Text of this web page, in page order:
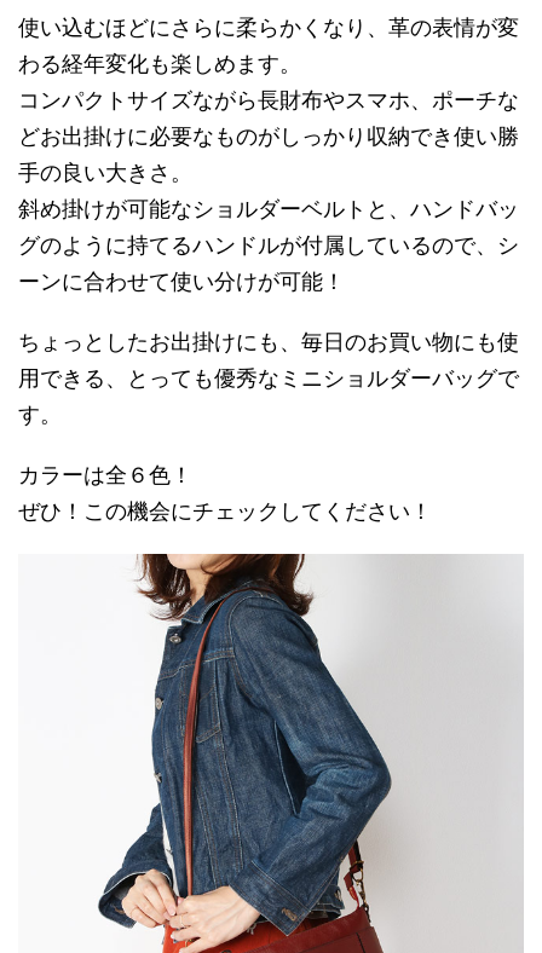
使い込むほどにさらに柔らかくなり、革の表情が変
わる経年変化も楽しめます。
コンパクトサイズながら長財布やスマホ、ポーチな
どお出掛けに必要なものがしっかり収納でき使い勝
手の良い大きさ。
斜め掛けが可能なショルダーベルトと、ハンドバッ
グのように持てるハンドルが付属しているので、シ
ーンに合わせて使い分けが可能！
ちょっとしたお出掛けにも、毎日のお買い物にも使
用できる、とっても優秀なミニショルダーバッグで
す。
カラーは全６色！
ぜひ！この機会にチェックしてください！